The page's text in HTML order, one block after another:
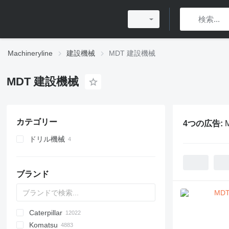
Machineryline 建設機械 MDT 建設機械
MDT 建設機械
カテゴリー
ドリル機械
ブランド
Titan
AL
AS
SP
SR
AX
X-Series
AFW
AP
HD
FlexiROC
ROC
1304
1404
400 - series
500 - series
BC
BF
BG
RG
BB
DTV
TW
553
753
GSH
Leonardo
AHK
K-series
PC
CK
3.5
B-series
C-series
450
570
Caterpillar
12H
CM
Scorpion
MC
BlockKing
30
CF
Mega
D-series
AC
DK
DX
F-series
JCPT
JT
Framax
DH
TD
CA
R-series
AirROC
W-series
ER
Compact
ATF
FL
EX
Cargo
FS
F-series
HCR
HRE
EK
R-series
AWP
D-series
XL
GMK
D-series
BG
3307
Compact
HMK
700
LL
EX
SCX
C-series
H-series
A-series
FS
ZL
HL-series
HBR
Daily
YF
DD
ELF
IT
1CX
10
CT
SPX
410
PM
KR
KR
KM
7055
Komatsu
4つの広告: